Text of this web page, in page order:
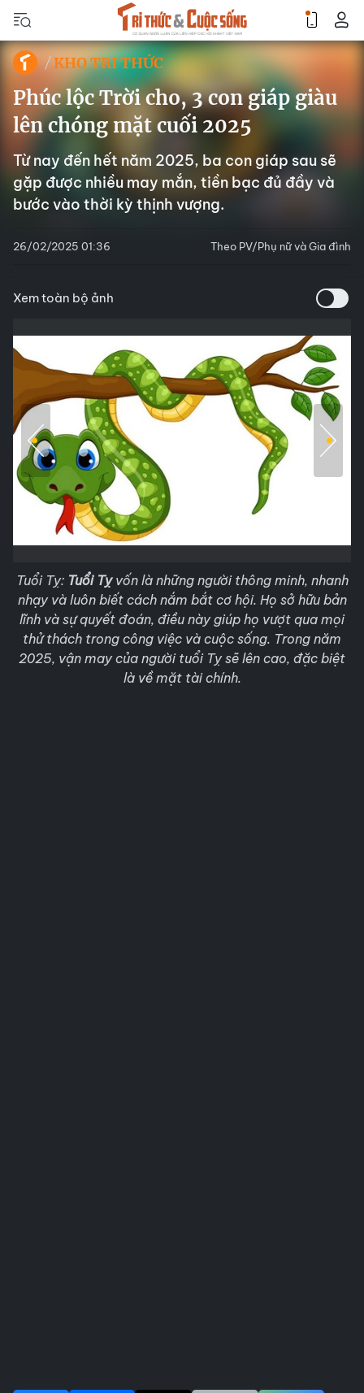
KHO TRI THỨC
Phúc lộc Trời cho, 3 con giáp giàu
lên chóng mặt cuối 2025
Từ nay đến hết năm 2025, ba con giáp sau sẽ
gặp được nhiều may mắn, tiền bạc đủ đầy và
bước vào thời kỳ thịnh vượng.
26/02/2025 01:36 Theo PV/Phụ nữ và Gia đình
Xem toàn bộ ảnh
Tuổi Tỵ: Tuổi Tỵvốn là những người thông minh, nhanh
nhạy và luôn biết cách nắm bắt cơ hội. Họ sở hữu bản
lĩnh và sự quyết đoán, điều này giúp họ vượt qua mọi
thử thách trong công việc và cuộc sống. Trong năm
2025, vận may của người tuổi Tỵ sẽ lên cao, đặc biệt
là về mặt tài chính.